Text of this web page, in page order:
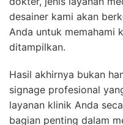
desainer kami akan
Anda untuk memahami
ditampilkan.
Hasil akhirnya bukan
signage profesional
layanan klinik Anda
bagian penting dalam